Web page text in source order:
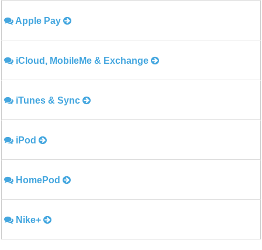
Apple Pay
iCloud, MobileMe & Exchange
iTunes & Sync
iPod
HomePod
Nike+